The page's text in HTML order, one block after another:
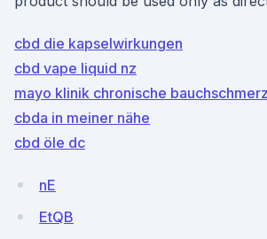
cbd die kapselwirkungen
cbd vape liquid nz
mayo klinik chronische
cbda in meiner nähe
cbd öle dc
nE
EtQB